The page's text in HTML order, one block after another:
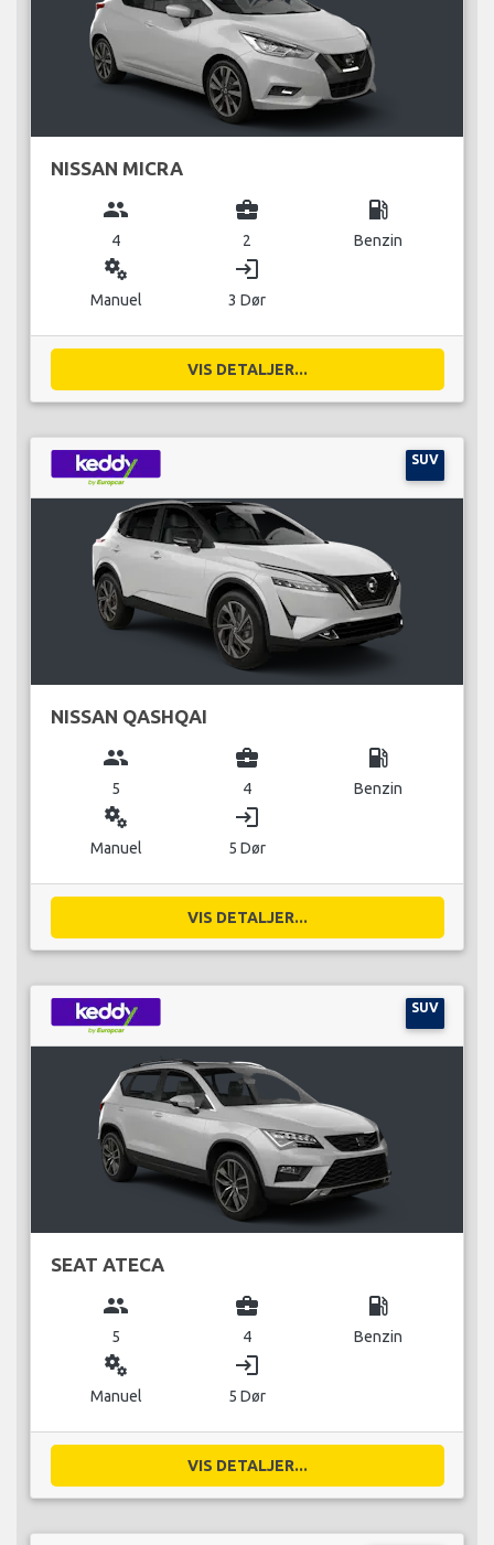
NISSAN MICRA
group
4
business_center
2
local_gas_station
Benzin
miscellaneous_services
Manuel
login
3 Dør
VIS DETALJER...
SUV
NISSAN QASHQAI
group
5
business_center
4
local_gas_station
Benzin
miscellaneous_services
Manuel
login
5 Dør
VIS DETALJER...
SUV
SEAT ATECA
group
5
business_center
4
local_gas_station
Benzin
miscellaneous_services
Manuel
login
5 Dør
VIS DETALJER...